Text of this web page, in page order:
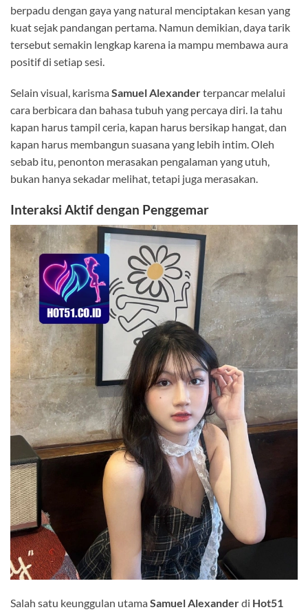
berpadu dengan gaya yang natural menciptakan kesan yang
kuat sejak pandangan pertama. Namun demikian, daya tarik
tersebut semakin lengkap karena ia mampu membawa aura
positif di setiap sesi.
Selain visual, karismaSamuel Alexanderterpancar melalui
cara berbicara dan bahasa tubuh yang percaya diri. Ia tahu
kapan harus tampil ceria, kapan harus bersikap hangat, dan
kapan harus membangun suasana yang lebih intim. Oleh
sebab itu, penonton merasakan pengalaman yang utuh,
bukan hanya sekadar melihat, tetapi juga merasakan.
Interaksi Aktif dengan Penggemar
Salah satu keunggulan utamaSamuel Alexanderdi Hot51